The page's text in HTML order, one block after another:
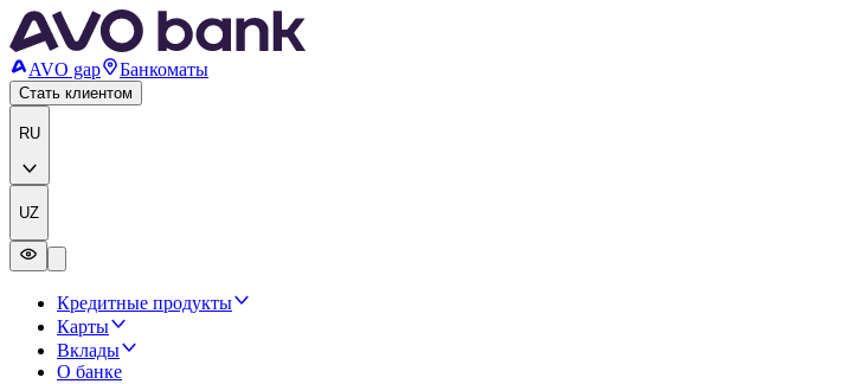
AVO gap Банкоматы
Стать клиентом
RU
UZ
Кредитные продукты
Карты
Вклады
О банке